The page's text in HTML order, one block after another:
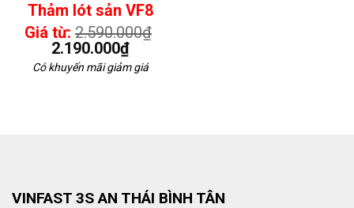
Thảm lót sản VF8
Giá từ: 2.590.000₫
2.190.000₫
Có khuyến mãi giảm giá
VINFAST 3S AN THÁI BÌNH TÂN